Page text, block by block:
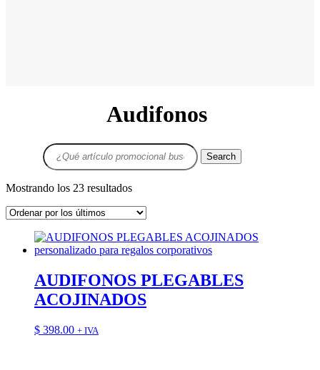
Audifonos
Search
for:
Mostrando los 23 resultadosOrdenado
los
AUDIFONOS PLEGABLES
ACOJINADOS
$ 398.00 + IVA